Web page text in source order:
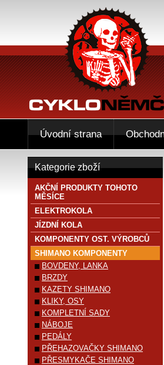
Kategorie zboží
AKČNÍ PRODUKTY TOHOTO
MĚSÍCE
ELEKTROKOLA
JÍZDNÍ KOLA
KOMPONENTY OST. VÝROBCŮ
SHIMANO KOMPONENTY
BOVDENY, LANKA
BRZDY
KAZETY SHIMANO
KLIKY, OSY
KOMPLETNÍ SADY
NÁBOJE
PEDÁLY
PŘEHAZOVAČKY SHIMANO
PŘESMYKAČE SHIMANO
Úvodní strana